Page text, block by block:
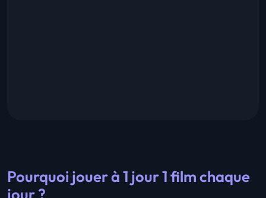
Pourquoi jouer à 1 jour 1 film chaque